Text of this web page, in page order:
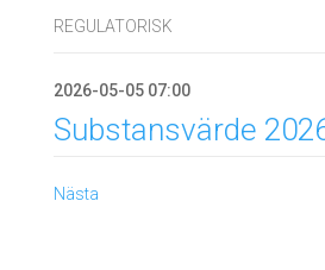
REGULATORISK
2026-05-05 07:00
Substansvärde
Nästa